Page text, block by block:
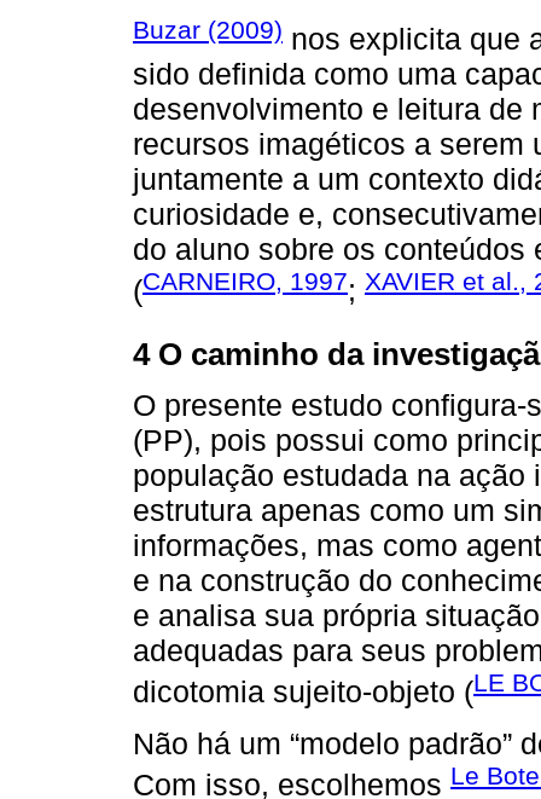
Buzar (2009) nos explicita que
sido definida como uma
desenvolvimento e leitura de
recursos imagéticos a serem
juntamente a um contexto
curiosidade e,
do aluno sobre os
(CARNEIRO, 1997; XAVIER et al.,
4 O caminho da
O presente estudo
(PP), pois possui como
população estudada na
estrutura apenas como um
informações, mas como
e na construção do
e analisa sua própria
adequadas para seus
dicotomia sujeito-objeto (LE
Não há um “modelo padrão”
Com isso, escolhemos Le